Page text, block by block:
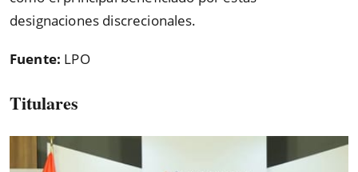
designaciones discrecionales.
Fuente: LPO
Titulares